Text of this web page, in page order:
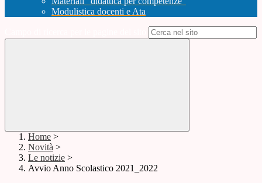
Modulistica docenti e Ata
Home >
Novità >
Le notizie >
Avvio Anno Scolastico 2021_2022